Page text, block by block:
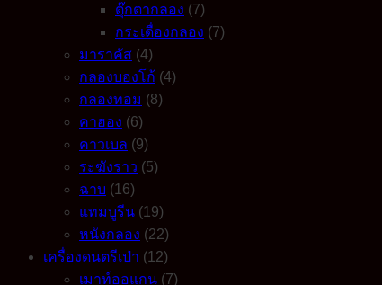
ตุ๊กตากลอง (7)
กระเดื่องกลอง (7)
มาราคัส (4)
กลองบองโก้ (4)
กลองทอม (8)
คาฮอง (6)
คาวเบล (9)
ระฆังราว (5)
ฉาบ (16)
แทมบูรีน (19)
หนังกลอง (22)
เครื่องดนตรีเป่า (12)
เมาท์ออแกน (7)